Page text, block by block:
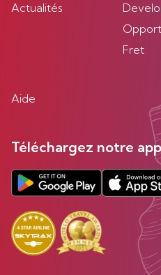
Actualités
Fret
Aide
Téléchargez notre